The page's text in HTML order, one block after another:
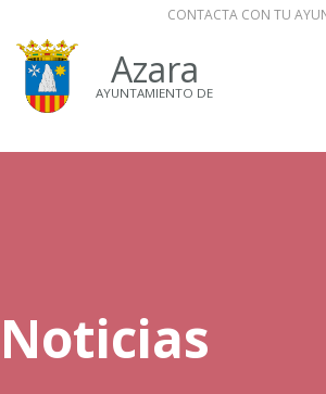
CONTACTA CON TU
Azara
AYUNTAMIENTO DE
Noticias